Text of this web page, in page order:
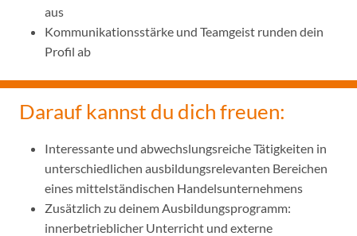
aus
Kommunikationsstärke und Teamgeist runden dein
Profil ab
Darauf kannst du dich freuen:
Interessante und abwechslungsreiche Tätigkeiten in
unterschiedlichen ausbildungsrelevanten Bereichen
eines mittelständischen Handelsunternehmens
Zusätzlich zu deinem Ausbildungsprogramm:
innerbetrieblicher Unterricht und externe